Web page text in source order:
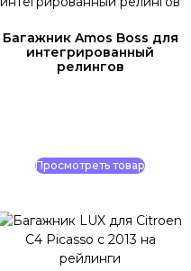
Багажник Amos Boss для
интегрированный
релингов
Просмотреть товар